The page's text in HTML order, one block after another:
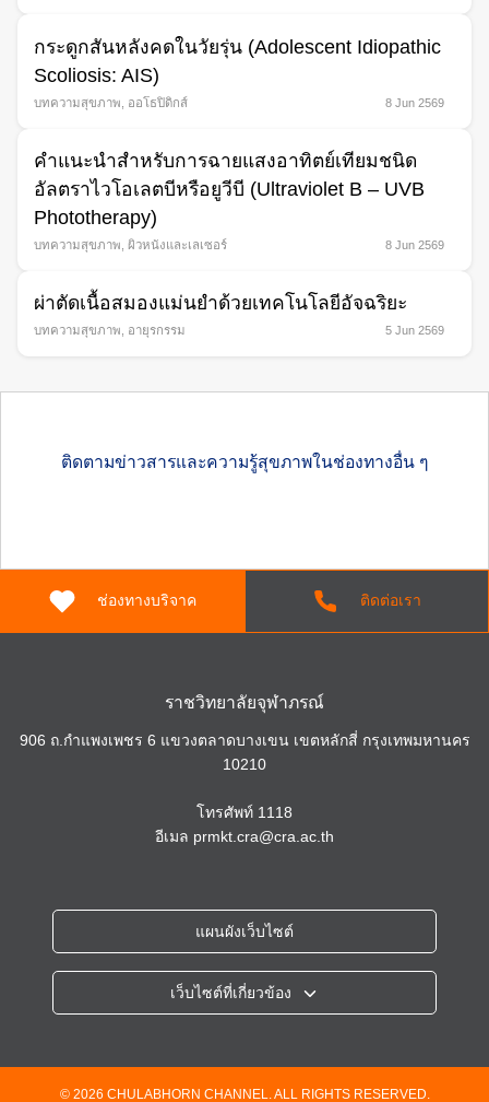
กระดูกสันหลังคดในวัยรุ่น (Adolescent Idiopathic
Scoliosis: AIS)
บทความสุขภาพ ออโธปิดิกส์ 8 Jun 2569
คำแนะนำสำหรับการฉายแสงอาทิตย์เทียมชนิด
อัลตราไวโอเลตบีหรือยูวีบี (Ultraviolet B – UVB
Phototherapy)
บทความสุขภาพ ผิวหนังและเลเซอร์ 8 Jun 2569
ผ่าตัดเนื้อสมองแม่นยำด้วยเทคโนโลยีอัจฉริยะ
บทความสุขภาพ อายุรกรรม 5 Jun 2569
ติดตามข่าวสารและความรู้สุขภาพในช่องทางอื่น ๆ
ช่องทางบริจาค ติดต่อเรา
ราชวิทยาลัยจุฬาภรณ์
906 ถ.กำแพงเพชร 6 แขวงตลาดบางเขน เขตหลักสี่ กรุงเทพมหานคร
10210
โทรศัพท์ 1118
อีเมล prmkt.cra@cra.ac.th
แผนผังเว็บไซต์
เว็บไซต์ที่เกี่ยวข้อง
โรงพยาบาลจุฬาภรณ์
วิทยาลัยวิทยาศาสตร์การแพทย์เจ้าฟ้าจุฬาภรณ์
© 2026 CHULABHORN CHANNEL. ALL RIGHTS RESERVED.